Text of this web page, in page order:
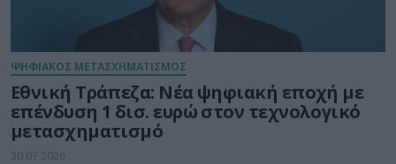
ΨΗΦΙΑΚΟΣ ΜΕΤΑΣΧΗΜΑΤΙΣΜΟΣ
Εθνική Τράπεζα: Νέα ψηφιακή εποχή με
επένδυση 1 δισ. ευρώ στον τεχνολογικό
μετασχηματισμό
30.07.2026